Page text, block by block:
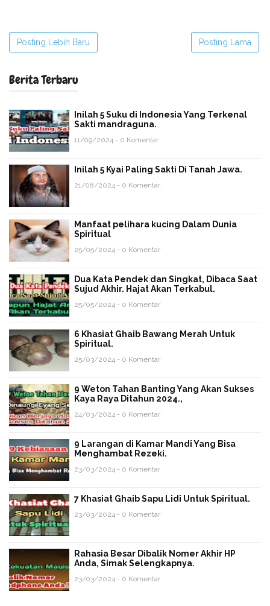
Posting Lebih Baru Posting Lama
Berita Terbaru
Inilah 5 Suku di Indonesia Yang Terkenal
Sakti mandraguna.
11/09/2024 - 0 Komentar
Inilah 5 Kyai Paling Sakti Di Tanah Jawa.
21/08/2024 - 0 Komentar
Manfaat pelihara kucing Dalam Dunia
Spiritual
25/05/2024 - 0 Komentar
Dua Kata Pendek dan Singkat, Dibaca Saat
Sujud Akhir. Hajat Akan Terkabul.
25/05/2024 - 0 Komentar
6 Khasiat Ghaib Bawang Merah Untuk
Spiritual.
25/03/2024 - 0 Komentar
9 Weton Tahan Banting Yang Akan Sukses
Kaya Raya Ditahun 2024.,
24/03/2024 - 0 Komentar
9 Larangan di Kamar Mandi Yang Bisa
Menghambat Rezeki.
23/03/2024 - 0 Komentar
7 Khasiat Ghaib Sapu Lidi Untuk Spiritual.
23/03/2024 - 0 Komentar
Rahasia Besar Dibalik Nomer Akhir HP
Anda, Simak Selengkapnya.
23/03/2024 - 0 Komentar